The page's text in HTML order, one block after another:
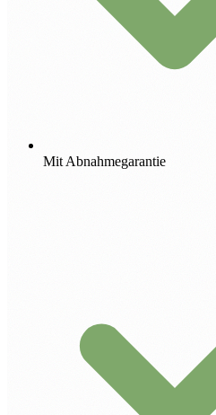
Mit Abnahmegarantie